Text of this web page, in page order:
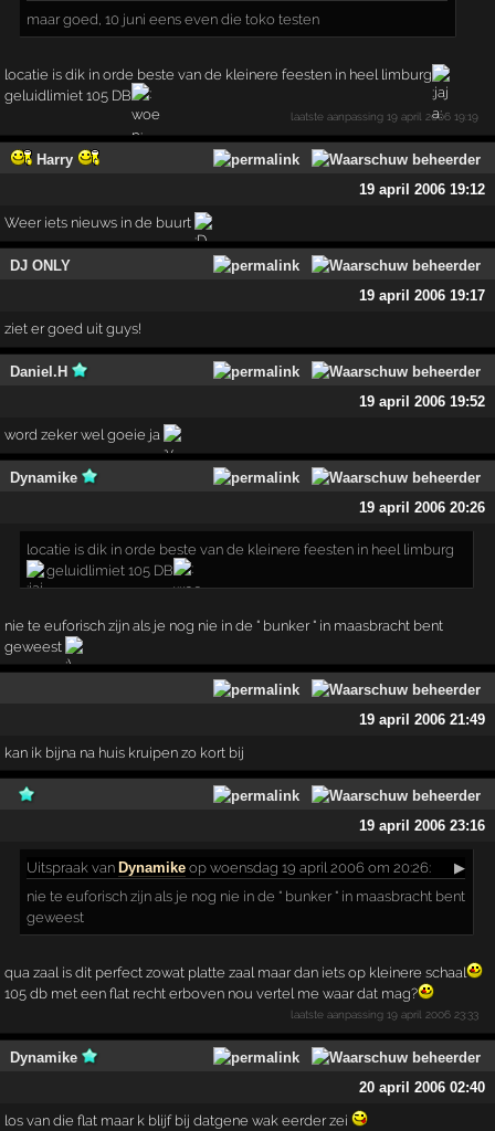
maar goed, 10 juni eens even die toko testen
locatie is dik in orde beste van de kleinere feesten in heel limburg
geluidlimiet 105 DB
laatste aanpassing19 april 2006 19:19
Harry
19 april 2006 19:12
Weer iets nieuws in de buurt
DJ ONLY
19 april 2006 19:17
ziet er goed uit guys!
Daniel.H
19 april 2006 19:52
word zeker wel goeie ja
Dynamike
19 april 2006 20:26
locatie is dik in orde beste van de kleinere feesten in heel limburg
geluidlimiet 105 DB
nie te euforisch zijn als je nog nie in de " bunker " in maasbracht bent
geweest
19 april 2006 21:49
kan ik bijna na huis kruipen zo kort bij
19 april 2006 23:16
Uitspraak vanDynamike op woensdag 19 april 2006 om 20:26:
▶
nie te euforisch zijn als je nog nie in de " bunker " in maasbracht bent
geweest
qua zaal is dit perfect zowat platte zaal maar dan iets op kleinere schaal
105 db met een flat recht erboven nou vertel me waar dat mag?
laatste aanpassing19 april 2006 23:33
Dynamike
20 april 2006 02:40
los van die flat maar k blijf bij datgene wak eerder zei